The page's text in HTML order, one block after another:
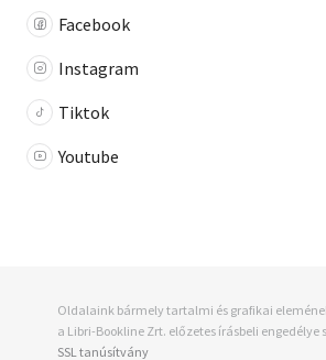
Facebook
Instagram
Tiktok
Youtube
Oldalaink bármely tartalmi és grafikai
a Libri-Bookline Zrt. előzetes írásbeli engedélye
SSL tanúsítvány